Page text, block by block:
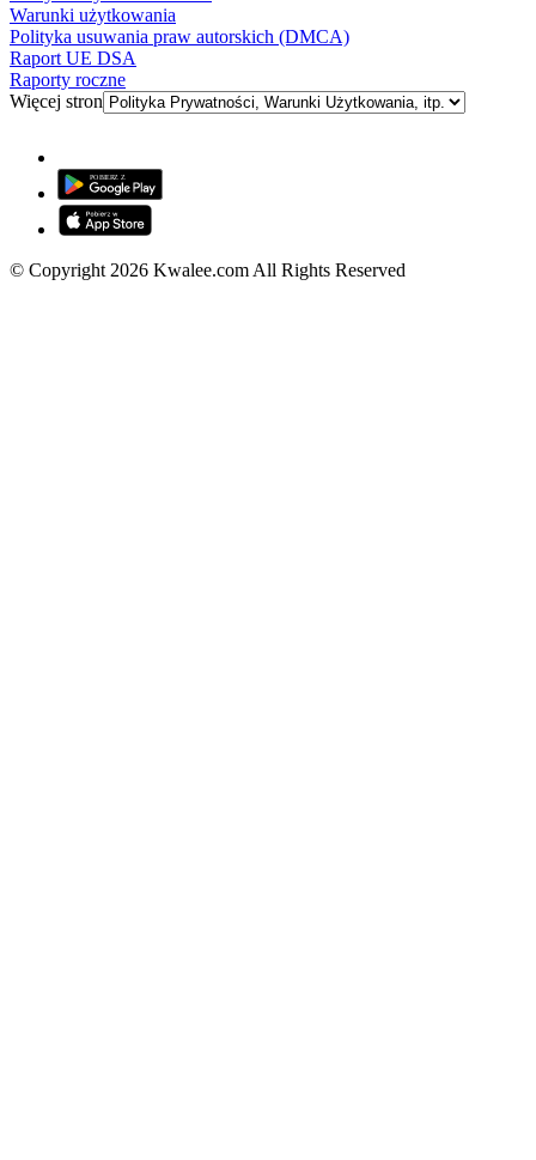
Warunki użytkowania
Polityka usuwania praw autorskich (DMCA)
Raport UE DSA
Raporty roczne
Więcej stron
© Copyright 2026 Kwalee.com All Rights Reserved